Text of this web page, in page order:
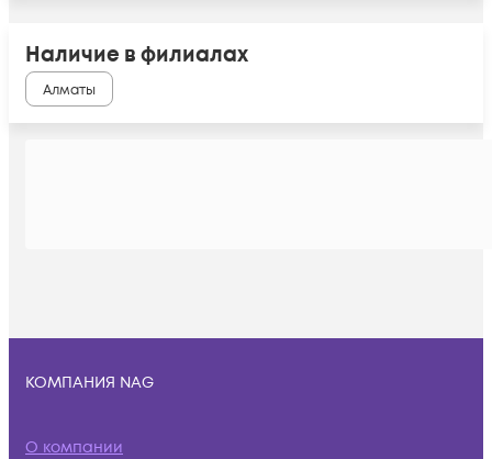
Наличие в филиалах
Алматы
КОМПАНИЯ NAG
О компании